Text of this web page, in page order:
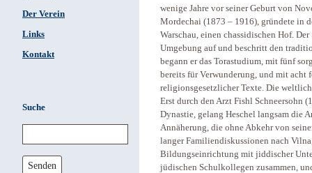
Der Verein
Links
Kontakt
Suche
Senden
wenige Jahre vor seiner Geburt von
Mordechai (1873 – 1916), gründete in
Warschau, einen chassidischen Hof.
Umgebung auf und beschritt den
begann er das Torastudium, mit fünf
bereits für Verwunderung, und mit acht
religionsgesetzlicher Texte. Die
Erst durch den Arzt Fishl Schneersohn
Dynastie, gelang Heschel langsam die
Annäherung, die ohne Abkehr von
langer Familiendiskussionen nach
Bildungseinrichtung mit jiddischer
jüdischen Schulkollegen zusammen,